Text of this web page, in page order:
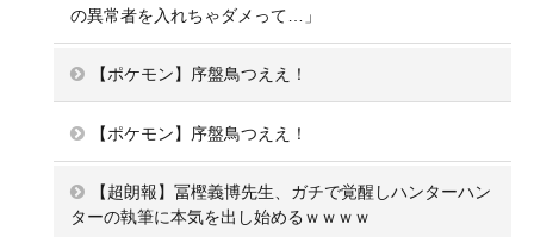
の異常者を入れちゃダメって…」
【ポケモン】序盤鳥つええ！
【ポケモン】序盤鳥つええ！
【超朗報】冨樫義博先生、ガチで覚醒しハンターハン
ターの執筆に本気を出し始めるｗｗｗｗ